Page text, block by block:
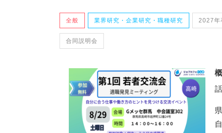
全般 業界研究・企業研究・職種研究 2027年
合同説明会